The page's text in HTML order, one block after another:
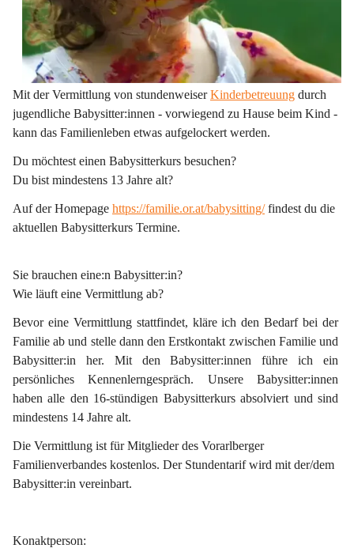
Mit der Vermittlung von stundenweiser Kinderbetreuung durch
jugendliche Babysitter:innen - vorwiegend zu Hause beim Kind -
kann das Familienleben etwas aufgelockert werden.
Du möchtest einen Babysitterkurs besuchen?
Du bist mindestens 13 Jahre alt?
Auf der Homepage https://familie.or.at/babysitting/ findest du die
aktuellen Babysitterkurs Termine.
Sie brauchen eine:n Babysitter:in?
Wie läuft eine Vermittlung ab?
Bevor eine Vermittlung stattfindet, kläre ich den Bedarf bei der
Familie ab und stelle dann den Erstkontakt zwischen Familie und
Babysitter:in her. Mit den Babysitter:innen führe ich ein
persönliches Kennenlerngespräch. Unsere Babysitter:innen
haben alle den 16-stündigen Babysitterkurs absolviert und sind
mindestens 14 Jahre alt.
Die Vermittlung ist für Mitglieder des Vorarlberger
Familienverbandes kostenlos. Der Stundentarif wird mit der/dem
Babysitter:in vereinbart.
Konaktperson: